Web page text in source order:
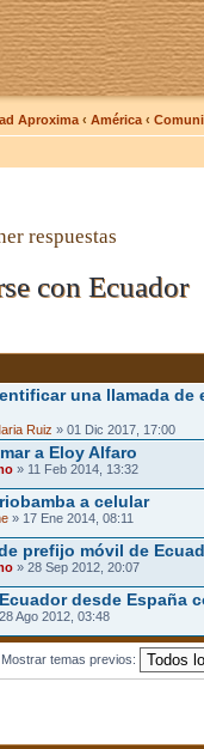
Aproxima ‹ América ‹
respuestas
con Ecuador
una llamada de
Ruiz » 01 Dic 2017, 17:00
a Eloy Alfaro
» 11 Feb 2014, 13:32
riobamba a celular
» 17 Ene 2014, 08:11
prefijo móvil de
» 28 Sep 2012, 20:07
Ecuador desde España
Ago 2012, 03:48
Mostrar temas previos: